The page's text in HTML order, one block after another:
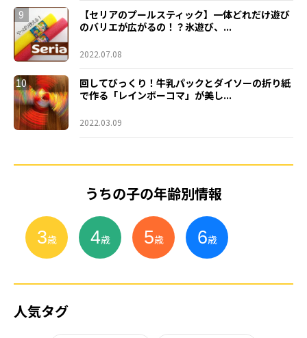
9
【セリアのプールスティック】一体どれだけ遊び
のバリエが広がるの！？氷遊び、...
2022.07.08
10
回してびっくり！牛乳パックとダイソーの折り紙
で作る「レインボーコマ」が美し...
2022.03.09
うちの子の年齢別情報
3歳 4歳 5歳 6歳
人気タグ